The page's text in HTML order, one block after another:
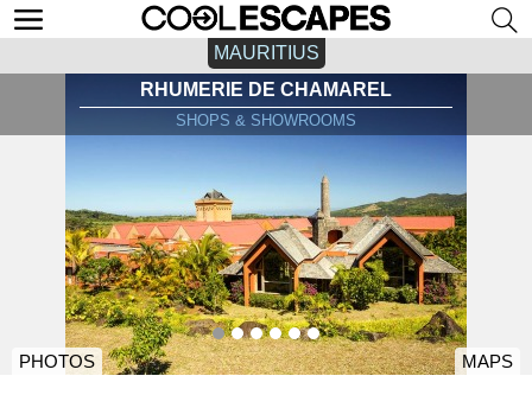
MAURITIUS
RHUMERIE DE CHAMAREL
SHOPS & SHOWROOMS
PHOTOS MAPS